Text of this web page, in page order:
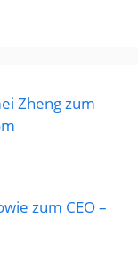
Zheng zum
zum CEO –